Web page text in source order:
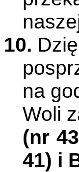
10.
na
Woli
(nr
41) i